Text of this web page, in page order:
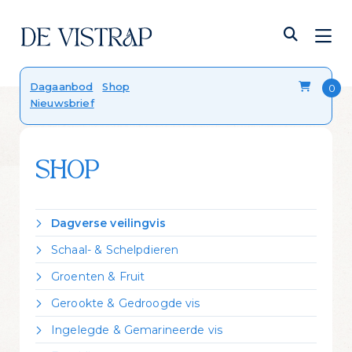
Verser dan vers
Onze viskalender
Blog
Contact
Dagaanbod
Shop
Nieuwsbrief
SHOP
Dagverse veilingvis
Dorade Royal
Forel
Hondshaai
Kabeljauw
Koolvis
Leng
Schaal- & Schelpdieren
Crevettes vannamei gekookt
Garnalen gepeld
Kreeft Canadees levend
Mosselen Zeeuws bodemcultuur
Oester 'Fine de Claire'
Groenten & Fruit
Citroen
Zeekraal
Gerookte & Gedroogde vis
Gerookte forel
Gerookte heilbot
Ingelegde & Gemarineerde vis